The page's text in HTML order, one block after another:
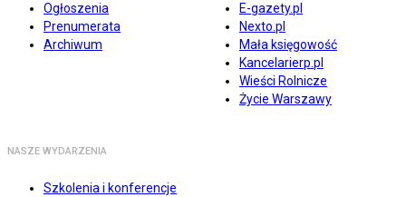
Ogłoszenia
Prenumerata
Archiwum
E-gazety.pl
Nexto.pl
Mała księgowość
Kancelarierp.pl
Wieści Rolnicze
Życie Warszawy
NASZE WYDARZENIA
Szkolenia i konferencje